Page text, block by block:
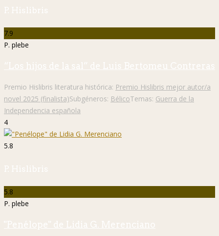
P. Hislibris
7.9
P. plebe
“Los hijos de la sal” de Luis Bertomeu Contreras
Premio Hislibris literatura histórica: Premio Hislibris mejor autor/a
novel 2025 (finalista)Subgéneros: BélicoTemas: Guerra de la
Independencia española
4
5.8
P. Hislibris
5.8
P. plebe
"Penélope" de Lidia G. Merenciano